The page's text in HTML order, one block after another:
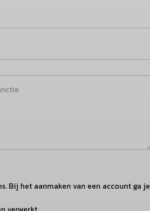
Bij het aanmaken van een account ga je